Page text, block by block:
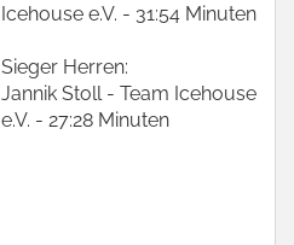
Icehouse e.V. - 31:54 Minuten
Sieger Herren:
Jannik Stoll - Team Icehouse
e.V. - 27:28 Minuten